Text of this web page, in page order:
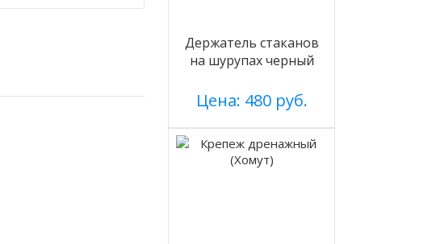
Держатель стаканов
на шурупах черный
Цена: 480 руб.